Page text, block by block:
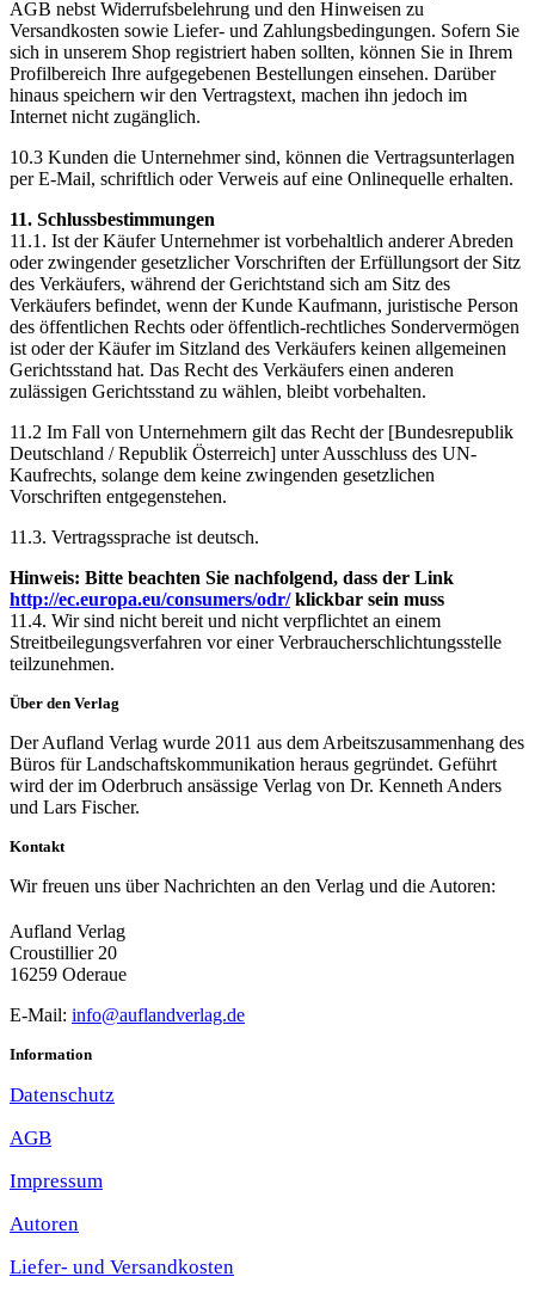
AGB nebst Widerrufsbelehrung und den Hinweisen zu
Versandkosten sowie Liefer- und Zahlungsbedingungen. Sofern Sie
sich in unserem Shop registriert haben sollten, können Sie in Ihrem
Profilbereich Ihre aufgegebenen Bestellungen einsehen. Darüber
hinaus speichern wir den Vertragstext, machen ihn jedoch im
Internet nicht zugänglich.
10.3 Kunden die Unternehmer sind, können die Vertragsunterlagen
per E-Mail, schriftlich oder Verweis auf eine Onlinequelle erhalten.
11. Schlussbestimmungen
11.1. Ist der Käufer Unternehmer ist vorbehaltlich anderer Abreden
oder zwingender gesetzlicher Vorschriften der Erfüllungsort der Sitz
des Verkäufers, während der Gerichtstand sich am Sitz des
Verkäufers befindet, wenn der Kunde Kaufmann, juristische Person
des öffentlichen Rechts oder öffentlich-rechtliches Sondervermögen
ist oder der Käufer im Sitzland des Verkäufers keinen allgemeinen
Gerichtsstand hat. Das Recht des Verkäufers einen anderen
zulässigen Gerichtsstand zu wählen, bleibt vorbehalten.
11.2 Im Fall von Unternehmern gilt das Recht der [Bundesrepublik
Deutschland / Republik Österreich] unter Ausschluss des UN-
Kaufrechts, solange dem keine zwingenden gesetzlichen
Vorschriften entgegenstehen.
11.3. Vertragssprache ist deutsch.
Hinweis: Bitte beachten Sie nachfolgend, dass der Link
http://ec.europa.eu/consumers/odr/klickbar sein muss
11.4. Wir sind nicht bereit und nicht verpflichtet an einem
Streitbeilegungsverfahren vor einer Verbraucherschlichtungsstelle
teilzunehmen.
Über den Verlag
Der Aufland Verlag wurde 2011 aus dem Arbeitszusammenhang des
Büros für Landschaftskommunikation heraus gegründet. Geführt
wird der im Oderbruch ansässige Verlag von Dr. Kenneth Anders
und Lars Fischer.
Kontakt
Wir freuen uns über Nachrichten an den Verlag und die Autoren:
Aufland Verlag
Croustillier 20
16259 Oderaue
E-Mail: info@auflandverlag.de
Information
Datenschutz
AGB
Impressum
Autoren
Liefer- und Versandkosten